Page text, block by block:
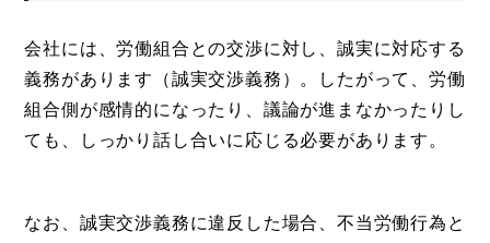
会社には、労働組合との交渉に対し、誠実に対応する
義務があります（誠実交渉義務）。したがって、労働
組合側が感情的になったり、議論が進まなかったりし
ても、しっかり話し合いに応じる必要があります。
なお、誠実交渉義務に違反した場合、不当労働行為と